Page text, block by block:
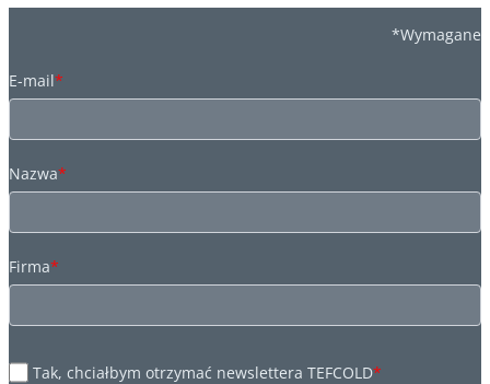
*Wymagane
E-mail*
Nazwa*
Firma*
Tak, chciałbym otrzymać newslettera TEFCOLD*